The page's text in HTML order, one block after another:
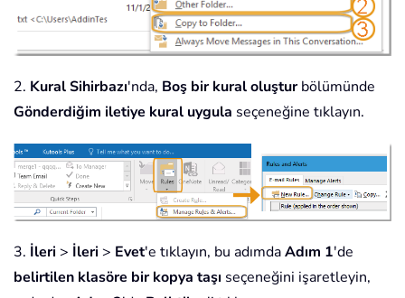
2. Kural Sihirbazı'nda, Boş bir kural oluşturbölümünde
Gönderdiğim iletiye kural uygula seçeneğine tıklayın.
3. İleri > İleri > Evet'e tıklayın, bu adımdaAdım 1'de
belirtilen klasöre bir kopya taşı seçeneğini işaretleyin,